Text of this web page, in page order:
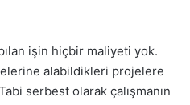
işin hiçbir maliyeti yok.
alabildikleri projelere
serbest olarak çalışmanın